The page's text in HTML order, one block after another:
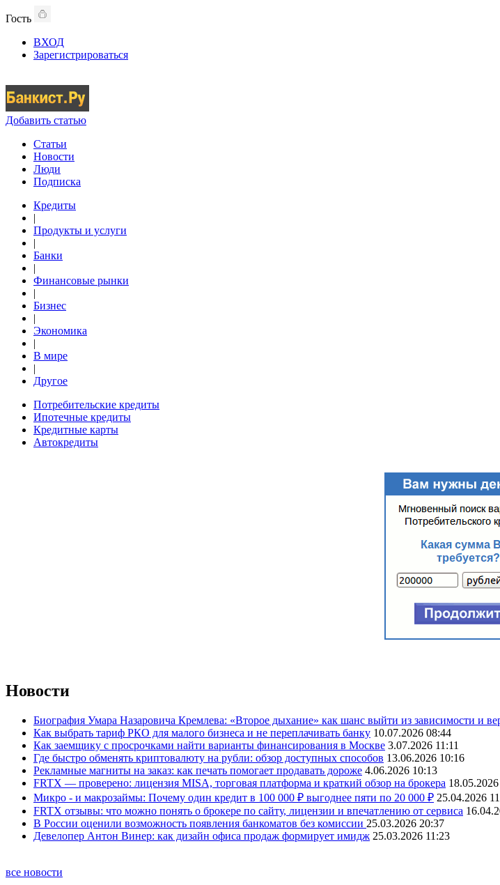
Гость
ВХОД
Зарегистрироваться
Добавить статью
Статьи
Новости
Люди
Подписка
Кредиты
|
Продукты и услуги
|
Банки
|
Финансовые рынки
|
Бизнес
|
Экономика
|
В мире
|
Другое
Потребительские кредиты
Ипотечные кредиты
Кредитные карты
Автокредиты
Новости
Биография Умара Назаровича Кремлева: «Второе дыхание» как шанс выйти из зависимости и
Как выбрать тариф РКО для малого бизнеса и не переплачивать банку 10.07.2026 08:44
Как заемщику с просрочками найти варианты финансирования в Москве 3.07.2026 11:11
Где быстро обменять криптовалюту на рубли: обзор доступных способов 13.06.2026 10:16
Рекламные магниты на заказ: как печать помогает продавать дороже 4.06.2026 10:13
FRTX — проверено: лицензия MISA, торговая платформа и краткий обзор на брокера
Микро - и макрозаймы: Почему один кредит в 100 000 ₽ выгоднее пяти по 20 000 ₽ 25.04.2026
FRTX отзывы: что можно понять о брокере по сайту, лицензии и впечатлению от сервиса
В России оценили возможность появления банкоматов без комиссии 25.03.2026 20:37
Девелопер Антон Винер: как дизайн офиса продаж формирует имидж 25.03.2026 11:23
все новости